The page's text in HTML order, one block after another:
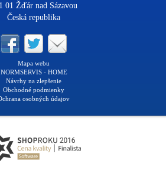
01 Žďár nad Sázavou
Česká republika
Mapa webu
NORMSERVIS - HOME
Návrhy na zlepšenie
Obchodné podmienky
osobných údajov